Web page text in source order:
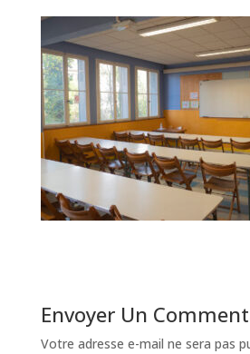
Envoyer Un
Votre adresse e-mail ne sera pas